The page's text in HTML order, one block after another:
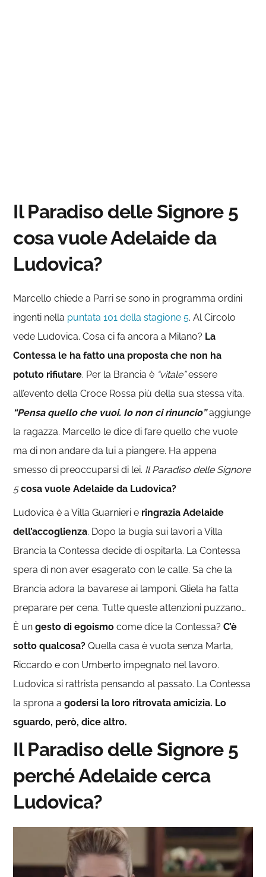
Il Paradiso delle Signore 5
cosa vuole Adelaide da
Ludovica?
Marcello chiede a Parri se sono in programma ordini
ingenti nella puntata 101 della stagione 5. Al Circolo
vede Ludovica. Cosa ci fa ancora a Milano? La
Contessa le ha fatto una proposta che non ha
potuto rifiutare. Per la Brancia è “vitale”essere
all’evento della Croce Rossa più della sua stessa vita.
“Pensa quello che vuoi. Io non ci rinuncio”aggiunge
la ragazza. Marcello le dice di fare quello che vuole
ma di non andare da lui a piangere. Ha appena
smesso di preoccuparsi di lei. Il Paradiso delle Signore
5 cosa vuole Adelaide da Ludovica?
Ludovica è a Villa Guarnieri e ringrazia Adelaide
dell’accoglienza. Dopo la bugia sui lavori a Villa
Brancia la Contessa decide di ospitarla. La Contessa
spera di non aver esagerato con le calle. Sa che la
Brancia adora la bavarese ai lamponi. Gliela ha fatta
preparare per cena. Tutte queste attenzioni puzzano…
È ungesto di egoismocome dice la Contessa? C’è
sotto qualcosa? Quella casa è vuota senza Marta,
Riccardo e con Umberto impegnato nel lavoro.
Ludovica si rattrista pensando al passato. La Contessa
la sprona agodersi la loro ritrovata amicizia. Lo
sguardo, però, dice altro.
Il Paradiso delle Signore 5
perché Adelaide cerca
Ludovica?